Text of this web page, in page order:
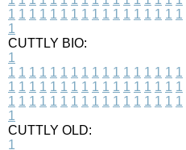
1 1 1 1 1 1 1 1 1 1 1 1 1 1 1 1 1
1
CUTTLY BIO:
1
1 1 1 1 1 1 1 1 1 1 1 1 1 1 1 1 1
1 1 1 1 1 1 1 1 1 1 1 1 1 1 1 1 1
1 1 1 1 1 1 1 1 1 1 1 1 1 1 1 1 1
1
CUTTLY OLD:
1